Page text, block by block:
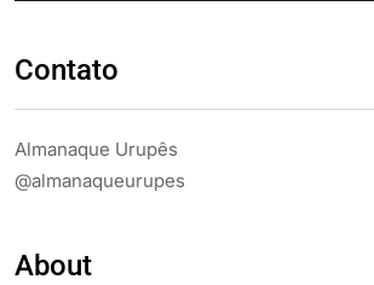
Contato
Almanaque Urupês
@almanaqueurupes
About